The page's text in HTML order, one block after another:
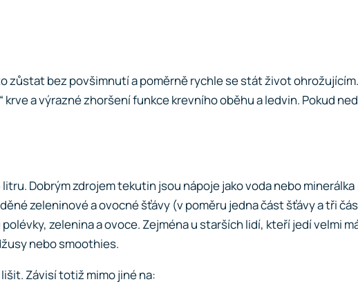
bez povšimnutí a poměrně rychle se stát život
krve a výrazné zhoršení funkce krevního oběhu a ledvin. Pokud
Dobrým zdrojem tekutin jsou nápoje jako voda nebo
zeleninové a ovocné šťávy (v poměru jedna část šťávy a tři
zelenina a ovoce. Zejména u starších lidí, kteří jedí velmi
nebo smoothies.
Závisí totiž mimo jiné na: